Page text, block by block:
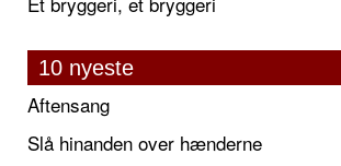
10 nyeste
Aftensang
Slå hinanden over hænderne